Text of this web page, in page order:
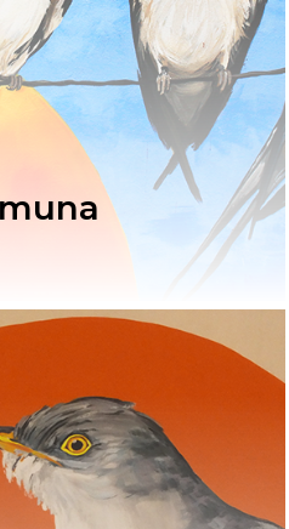
L’artista
El Procés
Ivars D’Urgell
Vallverd
Pg. Felip Rodés, 11, 25260